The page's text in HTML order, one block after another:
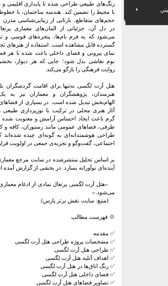
رنگ‌های طبیعی طراحی شده تا پایداری اقلیمی و
با محیط را تضمین کند. هندسه ساختمان، با
حجم‌های متقاطع، بازتابی از زیبایی‌شناسی
در دل آن، جزئیاتی از المان‌های معماری
می‌شود که به فرم بام‌ها، پنجره‌های قوسی و
گسترده قابل مشاهده است. استفاده از هنرهای
نمای بیرونی و فضای داخلی باعث شده تا هر
بوم نقاشی بدل شود؛ جایی که هر دیوار،
روایت فرهنگی را بازگو می‌کند.
هتل آرت لگسی نه‌تنها برای اقامت گردشگران
هنرمندان، پژوهشگران و معماران نیز به
الهام‌بخش تبدیل شده است. در بسیاری از
آثار هنری محلی در ترکیب با نورپردازی
گرم باعث ایجاد احساس آرامش و معنویت شده
طرفی، فضاهای عمومی مانند رستوران، کافه و
طراحی هوشمندانه‌ای به گونه‌ای چیده شده‌اند
اجتماعی، گفت‌وگو و تجربه‌ی جمعی در اولویت قرار
بر اساس تحلیل منتشرشده در سایت مرجع
آینده‌ای نوآورانه بسازد. در بخشی از گزارش
«هتل آرت لگسی پرتغال نمادی از ادغام
می‌شود.»
(منبع: سایت نقش برتر پارس)
💠 فهرست مطالب
✅ مقدمه
✅ مشخصات پروژه طراحی هتل آرت لگسی
✅ طراحی هتل آرت لگسی
✅ اهداف آتلیه هتل آرت لگسی
✅ رنگ اتاق‌ها در هتل آرت لگسی
✅ فضای داخلی هتل آرت لگسی
✅ تصاویر فضاهای هتل آرت لگسی